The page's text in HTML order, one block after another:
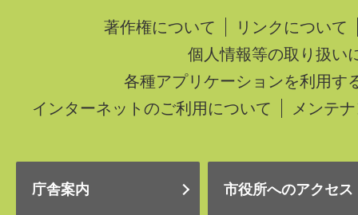
著作権について
リンクについて
個人情報等の取り扱い
各種アプリケーションを利用す
インターネットのご利用について
メンテ
庁舎案内 市役所へのアクセス